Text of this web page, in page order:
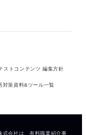
ストコンテンツ 編集方針
対策資料&ツール一覧